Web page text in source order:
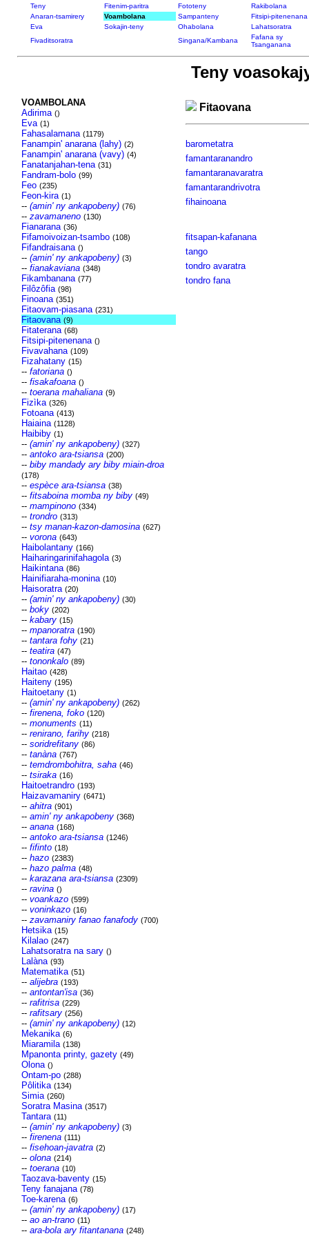
Teny Fitenim-paritra Fototeny
Rakibolana
Anaran-tsamirery
Voambolana Sampanteny
Fitsipi-pitenenana
Eva
Sokajin-teny Ohabolana
Lahatsoratra
Fivaditsoratra
Singana/Kambana
Fafana sy
Tsanganana
Teny
VOAMBOLANA
Adirima ()
Eva (1)
Fahasalamana (1179)
Fanampin' anarana (lahy) (2)
Fanampin' anarana (vavy) (4)
Fanatanjahan-tena (31)
Fandram-bolo (99)
Feo (235)
Feon-kira (1)
-- (amin' ny ankapobeny) (76)
-- zavamaneno (130)
Fianarana (36)
Fifamoivoizan-tsambo (108)
Fifandraisana ()
-- (amin' ny ankapobeny) (3)
-- fianakaviana (348)
Fikambanana (77)
Filôzôfia (98)
Finoana (351)
Fitaovam-piasana (231)
Fitaovana (9)
Fitaterana (68)
Fitsipi-pitenenana ()
Fivavahana (109)
Fizahatany (15)
-- fatoriana ()
-- fisakafoana ()
-- toerana mahaliana (9)
Fizìka (326)
Fotoana (413)
Haiaina (1128)
Haibiby (1)
-- (amin' ny ankapobeny) (327)
-- antoko ara-tsiansa (200)
-- biby mandady ary biby miain-droa
(178)
-- espèce ara-tsiansa (38)
-- fitsaboina momba ny biby (49)
-- mampinono (334)
-- trondro (313)
-- tsy manan-kazon-damosina (627)
-- vorona (643)
Haibolantany (166)
Haiharingarinifahagola (3)
Haikintana (86)
Hainifiaraha-monina (10)
Haisoratra (20)
-- (amin' ny ankapobeny) (30)
-- boky (202)
-- kabary (15)
-- mpanoratra (190)
-- tantara fohy (21)
-- teatira (47)
-- tononkalo (89)
Haitao (428)
Haiteny (195)
Haitoetany (1)
-- (amin' ny ankapobeny) (262)
-- firenena, foko (120)
-- monuments (11)
-- renirano, farihy (218)
-- soridrefitany (86)
-- tanàna (767)
-- temdrombohitra, saha (46)
-- tsiraka (16)
Haitoetrandro (193)
Haizavamaniry (6471)
-- ahitra (901)
-- amin' ny ankapobeny (368)
-- anana (168)
-- antoko ara-tsiansa (1246)
-- fifinto (18)
-- hazo (2383)
-- hazo palma (48)
-- karazana ara-tsiansa (2309)
-- ravina ()
-- voankazo (599)
-- voninkazo (16)
-- zavamaniry fanao fanafody (700)
Hetsika (15)
Kilalao (247)
Lahatsoratra na sary ()
Lalàna (93)
Matematika (51)
-- alijebra (193)
-- antontan'isa (36)
-- rafitrisa (229)
-- rafitsary (256)
-- (amin' ny ankapobeny) (12)
Mekanika (6)
Miaramila (138)
Mpanonta printy, gazety (49)
Olona ()
Ontam-po (288)
Pôlitika (134)
Simia (260)
Soratra Masina (3517)
Tantara (11)
-- (amin' ny ankapobeny) (3)
-- firenena (111)
-- fisehoan-javatra (2)
-- olona (214)
-- toerana (10)
Taozava-baventy (15)
Teny fanajana (78)
Toe-karena (6)
-- (amin' ny ankapobeny) (17)
-- ao an-trano (11)
-- ara-bola ary fitantanana (248)
Fitaovana
barometatra
famantaranandro
famantaranavaratra
famantarandrivotra
fihainoana
fitsapan-kafanana
tango
tondro avaratra
tondro fana